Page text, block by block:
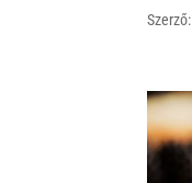
Szerző: